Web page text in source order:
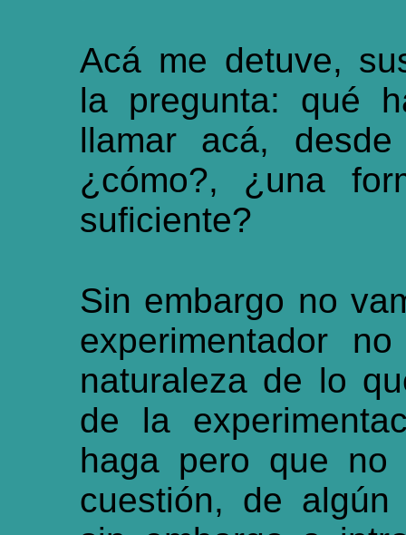
Acá me detuve,
la pregunta: qué
llamar acá,
¿cómo?, ¿una
suficiente?
Sin embargo no
experimentador
naturaleza de lo
de la
haga pero que
cuestión, de